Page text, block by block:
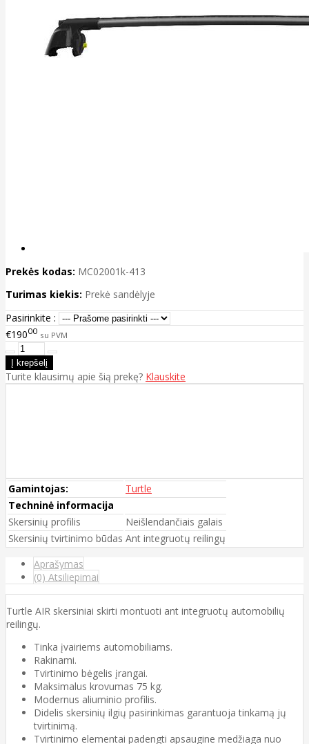
Prekės kodas: MC02001k-413
Turimas kiekis: Prekė sandėlyje
Pasirinkite :
€19000 su PVM
Turite klausimų apie šią prekę? Klauskite
Gamintojas:
Turtle
Techninė informacija
Skersinių profilis
Neišlendančiais galais
Skersinių tvirtinimo būdas Ant integruotų reilingų
Aprašymas
(0) Atsiliepimai
Turtle AIR skersiniai skirti montuoti ant integruotų automobilių
reilingų.
Tinka įvairiems automobiliams.
Rakinami.
Tvirtinimo bėgelis įrangai.
Maksimalus krovumas 75 kg.
Modernus aliuminio profilis.
Didelis skersinių ilgių pasirinkimas garantuoja tinkamą jų
tvirtinimą.
Tvirtinimo elementai padengti apsaugine medžiaga nuo